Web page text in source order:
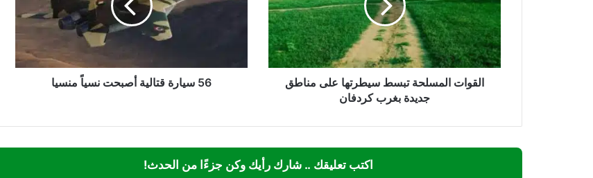
على
مناطق
جديدة
بغرب
كردفان
القوات المسلحة تبسط سيطرتها على مناطق
جديدة بغرب كردفان
56 سيارة قتالية أصبحت نسياً منسيا
اكتب تعليقك .. شارك رأيك وكن جزءًا من الحدث!